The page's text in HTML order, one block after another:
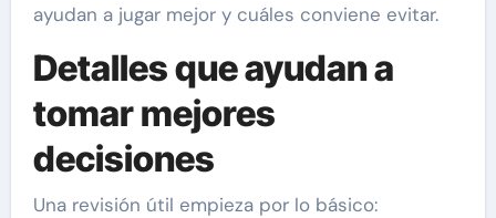
ayudan a jugar mejor y cuáles conviene evitar.
Detalles que ayudan a
tomar mejores
decisiones
Una revisión útil empieza por lo básico: